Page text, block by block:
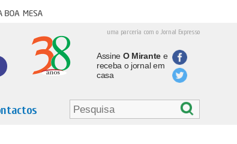
boa mesa
uma parceria com o Jornal Expresso
Assine O Mirantee
receba o jornal em
casa